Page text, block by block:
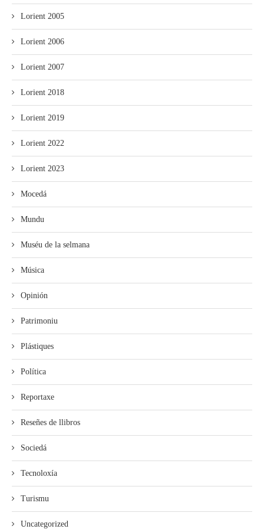
Lorient 2005
Lorient 2006
Lorient 2007
Lorient 2018
Lorient 2019
Lorient 2022
Lorient 2023
Mocedá
Mundu
Muséu de la selmana
Música
Opinión
Patrimoniu
Plástiques
Política
Reportaxe
Reseñes de llibros
Sociedá
Tecnoloxía
Turismu
Uncategorized